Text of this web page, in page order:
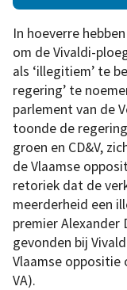
In hoeverre
om de Vivaldi-
als ‘illegitiem’ te
regering’ te
parlement van de
toonde de
groen en CD&V,
de Vlaamse
retoriek dat de
meerderheid een
premier Alexander
gevonden bij
Vlaamse oppositie
VA).